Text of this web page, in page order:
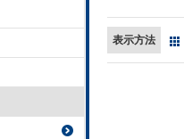
表示方法